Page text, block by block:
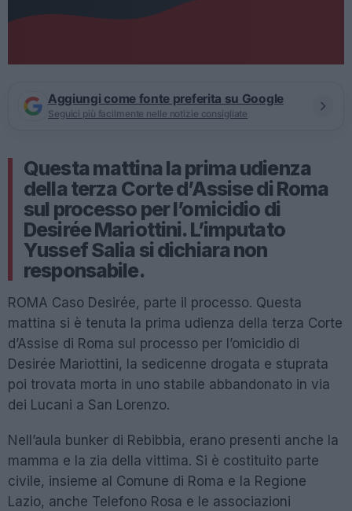
Aggiungi come fonte preferita su Google
Seguici più facilmente nelle notizie consigliate
Questa mattina la prima udienza
della terza Corte d’Assise di Roma
sul processo per l’omicidio di
Desirée Mariottini. L’imputato
Yussef Salia si dichiara non
responsabile.
ROMA Caso Desirée, parte il processo. Questa
mattina si è tenuta la prima udienza della terza Corte
d’Assise di Roma sul processo per l’omicidio di
Desirée Mariottini, la sedicenne drogata e stuprata
poi trovata morta in uno stabile abbandonato in via
dei Lucani a San Lorenzo.
Nell’aula bunker di Rebibbia, erano presenti anche la
mamma e la zia della vittima. Si è costituito parte
civile, insieme al Comune di Roma e la Regione
Lazio, anche Telefono Rosa e le associazioni